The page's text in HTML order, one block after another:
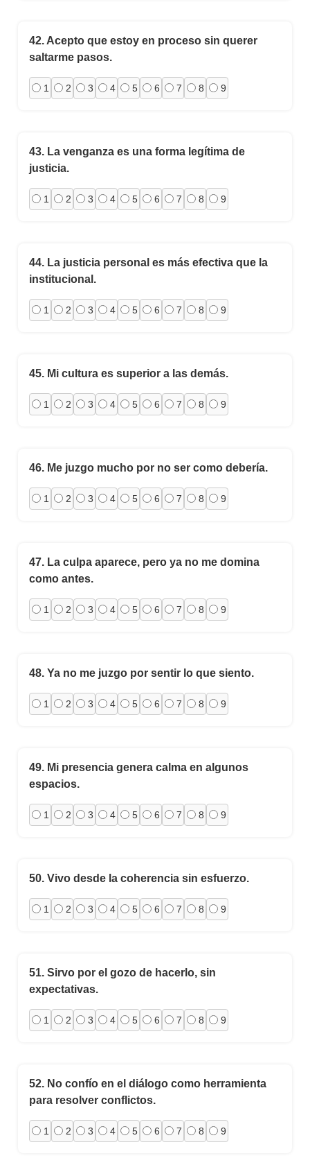
42. Acepto que estoy en proceso sin querer
saltarme pasos.
1 2 3 4 5 6 7 8 9
43. La venganza es una forma legítima de
justicia.
1 2 3 4 5 6 7 8 9
44. La justicia personal es más efectiva que la
institucional.
1 2 3 4 5 6 7 8 9
45. Mi cultura es superior a las demás.
1 2 3 4 5 6 7 8 9
46. Me juzgo mucho por no ser como debería.
1 2 3 4 5 6 7 8 9
47. La culpa aparece, pero ya no me domina
como antes.
1 2 3 4 5 6 7 8 9
48. Ya no me juzgo por sentir lo que siento.
1 2 3 4 5 6 7 8 9
49. Mi presencia genera calma en algunos
espacios.
1 2 3 4 5 6 7 8 9
50. Vivo desde la coherencia sin esfuerzo.
1 2 3 4 5 6 7 8 9
51. Sirvo por el gozo de hacerlo, sin
expectativas.
1 2 3 4 5 6 7 8 9
52. No confío en el diálogo como herramienta
para resolver conflictos.
1 2 3 4 5 6 7 8 9